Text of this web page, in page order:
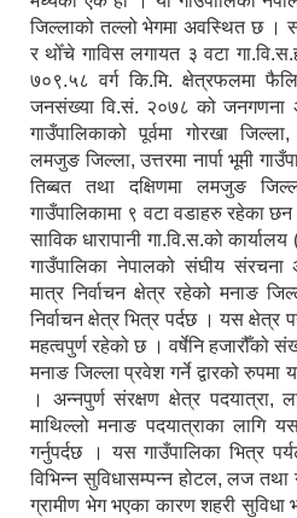
जिल्लाको तल्लो भेगमा अवस्थित छ ।
र थोँचे गाविस लगायत ३ वटा
७०९.५८ वर्ग कि.मि. क्षेत्रफलमा
जनसंख्या वि.सं. २०७८ को
गाउँपालिकाको पूर्वमा गोरखा
लमजुङ जिल्ला, उत्तरमा नार्पा भूमी
तिब्बत तथा दक्षिणमा लमजुङ
गाउँपालिकामा ९ वटा वडाहरु रहेका
साविक धारापानी गा.वि.स.को
गाउँपालिका नेपालको संघीय संरचना
मात्र निर्वाचन क्षेत्र रहेको मनाङ
निर्वाचन क्षेत्र भित्र पर्दछ । यस क्षेत्र
महत्वपुर्ण रहेको छ । वर्षेनि हजारौँको
मनाङ जिल्ला प्रवेश गर्ने द्वारको
। अन्नपुर्ण संरक्षण क्षेत्र पदयात्रा,
माथिल्लो मनाङ पदयात्राका लागि
गर्नुपर्दछ । यस गाउँपालिका भित्र
विभिन्न सुविधासम्पन्न होटल, लज
ग्रामीण भेग भएका कारण शहरी सुविधा